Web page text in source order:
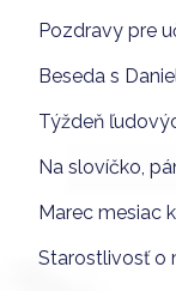
Pozdravy pre
Beseda s
Týždeň
Na slovíčko,
Marec mesiac
Starostlivosť o